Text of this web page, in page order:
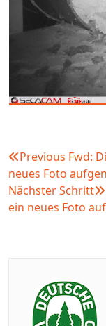
Previous Fwd:
neues Foto
Nächster Schritt
ein neues Foto